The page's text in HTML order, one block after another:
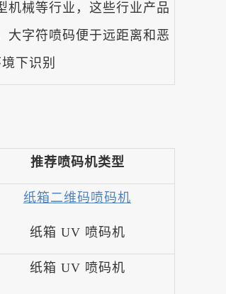
机械等行业，这些行业产品
大字符喷码便于远距离和恶
下识别
推荐喷码机类型
纸箱二维码喷码机
纸箱 UV 喷码机
纸箱 UV 喷码机